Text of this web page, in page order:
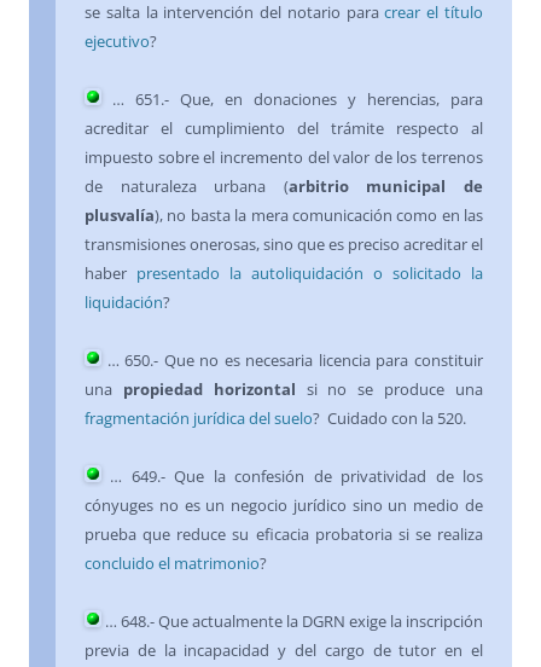
se salta la intervención del notario paracrear el título
ejecutivo?
… 651.- Que, en donaciones y herencias, para
acreditar el cumplimiento del trámite respecto al
impuesto sobre el incremento del valor de los terrenos
de naturaleza urbana (arbitrio municipal de
plusvalía), no basta la mera comunicación como en las
transmisiones onerosas, sino que es preciso acreditar el
haber presentado la autoliquidación o solicitado la
liquidación?
…650.- Queno es necesaria licencia para constituir
una propiedad horizontal si no se produce una
fragmentación jurídica del suelo? Cuidado con la 520.
… 649.- Que la confesión de privatividad de los
cónyuges no es un negocio jurídico sino un medio de
prueba que reduce su eficacia probatoria si se realiza
concluido el matrimonio?
… 648.- Que actualmente la DGRN exige la inscripción
previa de la incapacidad y del cargo de tutor en el